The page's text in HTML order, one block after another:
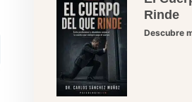
Rinde
Descubre